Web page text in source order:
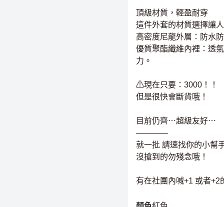
頂級材質，輕盈耐穿
這件外套的材質選擇讓
高密度尼龍外層：防水
優質聚酯纖維內裡：透
力。
⚠現在只要：3000！！
但是很快會斷貨哦！
目前仍齊⋯超級友好⋯
————
就一批 請速找你的小幫
沒搶到的勿殘念哦！
有在社團內喊+1 或者